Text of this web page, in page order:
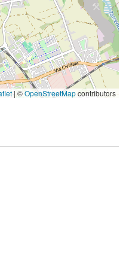
|©OpenStreetMapcontributors